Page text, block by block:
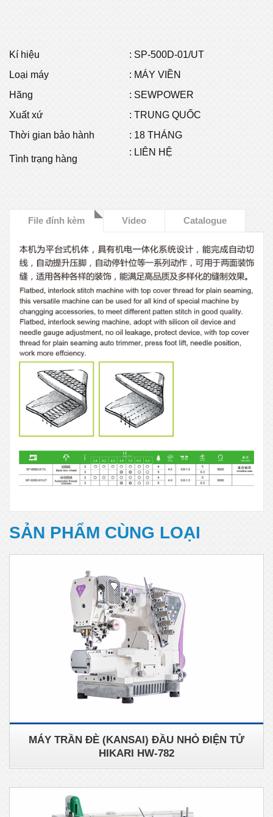
Kí hiệu : SP-500D-01/UT
Loại máy
: MÁY VIỀN
Hãng
: SEWPOWER
Xuất xứ
: TRUNG QUỐC
Thời gian bảo hành
: 18 THÁNG
Tình trạng hàng
: LIÊN HỆ
File đính kèm Video Catalogue
SẢN PHẨM CÙNG LOẠI
MÁY TRẦN ĐÈ (KANSAI) ĐẦU NHỎ ĐIỆN TỬ
HIKARI HW-782